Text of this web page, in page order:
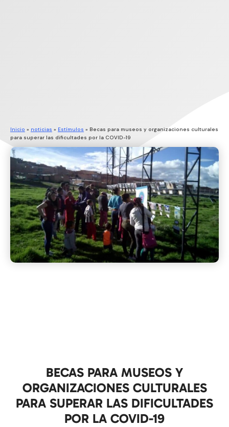
Inicio » noticias » Estímulos » Becas para museos y organizaciones culturales
para superar las dificultades por la COVID-19
BECAS PARA MUSEOS Y
ORGANIZACIONES CULTURALES
PARA SUPERAR LAS DIFICULTADES
POR LA COVID-19